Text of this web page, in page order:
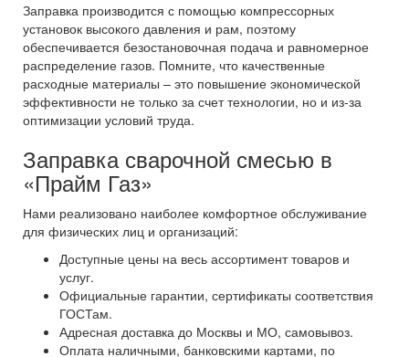
Заправка производится с помощью компрессорных
установок высокого давления и рам, поэтому
обеспечивается безостановочная подача и равномерное
распределение газов. Помните, что качественные
расходные материалы – это повышение экономической
эффективности не только за счет технологии, но и из-за
оптимизации условий труда.
Заправка сварочной смесью в
«Прайм Газ»
Нами реализовано наиболее комфортное обслуживание
для физических лиц и организаций:
Доступные цены на весь ассортимент товаров и
услуг.
Официальные гарантии, сертификаты соответствия
ГОСТам.
Адресная доставка до Москвы и МО, самовывоз.
Оплата наличными, банковскими картами, по